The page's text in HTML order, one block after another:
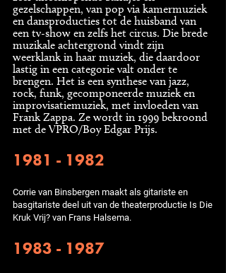
gezelschappen, van pop via kamermuziek
en dansproducties tot de huisband van
een tv-show en zelfs het circus. Die brede
muzikale achtergrond vindt zijn
weerklank in haar muziek, die daardoor
lastig in een categorie valt onder te
brengen. Het is een synthese van jazz,
rock, funk, gecomponeerde muziek en
improvisatiemuziek, met invloeden van
Frank Zappa. Ze wordt in 1999 bekroond
met de VPRO/Boy Edgar Prijs.
1981 - 1982
Corrie van Binsbergen maakt als gitariste en
basgitariste deel uit van de theaterproductie Is Die
Kruk Vrij? van Frans Halsema.
1983 - 1987